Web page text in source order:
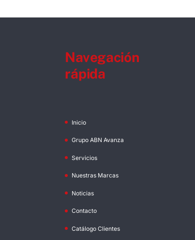
Navegación
rápida
Inicio
Grupo ABN Avanza
Servicios
Nuestras Marcas
Noticias
Contacto
Catálogo Clientes